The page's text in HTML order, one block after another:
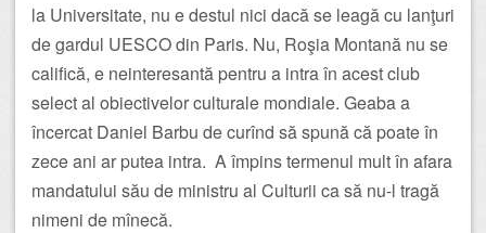
la Universitate, nu e destul nici dacă se leagă cu lanţuri
de gardul UESCO din Paris. Nu, Roşia Montană nu se
califică, e neinteresantă pentru a intra în acest club
select al obiectivelor culturale mondiale. Geaba a
încercat Daniel Barbu de curînd să spună că poate în
zece ani ar putea intra. A împins termenul mult în afara
mandatului său de ministru al Culturii ca să nu-l tragă
nimeni de mînecă.